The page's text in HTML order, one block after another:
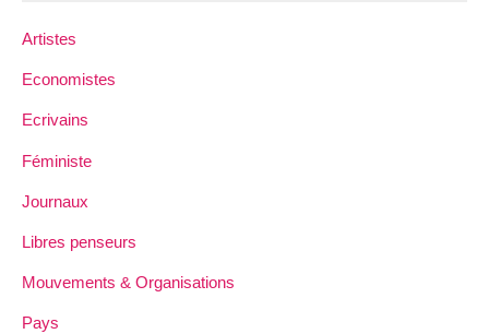
Artistes
Economistes
Ecrivains
Féministe
Journaux
Libres penseurs
Mouvements & Organisations
Pays